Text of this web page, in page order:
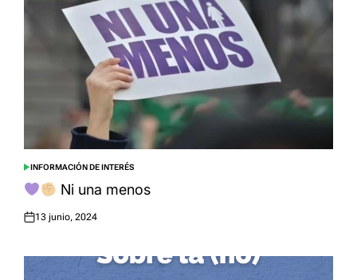
POSTED
IN
INFORMACIÓN DE INTERÉS
Ni una menos
Posted
13 junio, 2024